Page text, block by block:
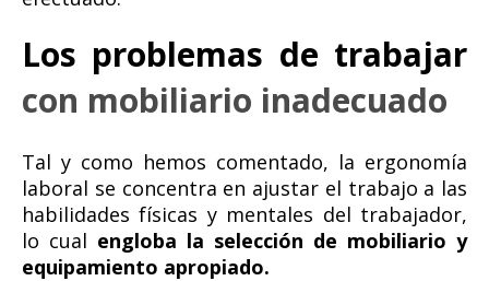
Los problemas de trabajar
con mobiliario inadecuado
Tal y como hemos comentado, la ergonomía
laboral se concentra en ajustar el trabajo a las
habilidades físicas y mentales del trabajador,
lo cual engloba la selección de mobiliario y
equipamiento apropiado.